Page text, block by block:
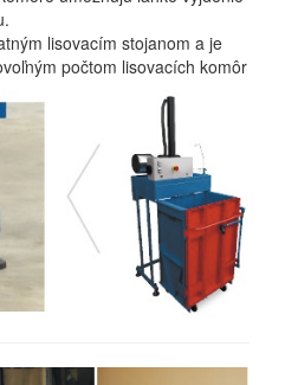
lisovacím stojanom a je
počtom lisovacích komôr